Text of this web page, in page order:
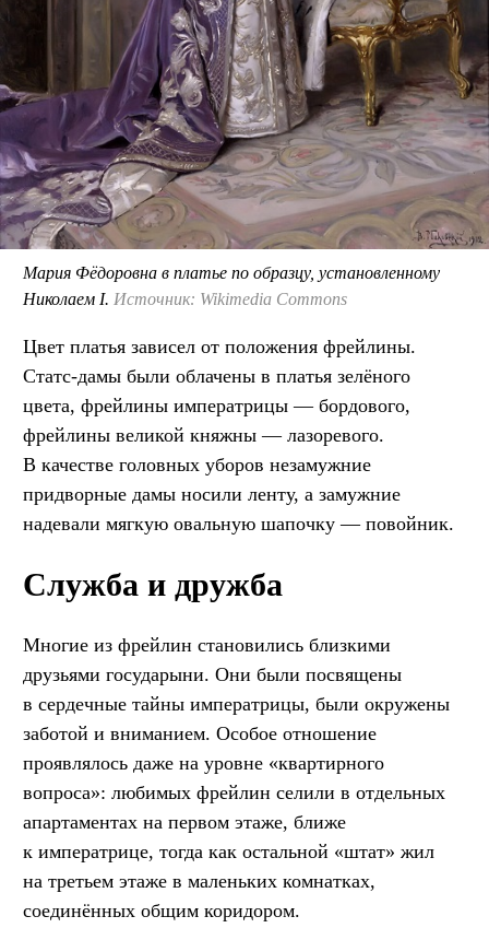
Мария Фёдоровна в платье по образцу, установленному
Николаем I. Источник: Wikimedia Commons
Цвет платья зависел от положения фрейлины.
Статс-дамы были облачены в платья зелёного
цвета, фрейлины императрицы — бордового,
фрейлины великой княжны — лазоревого.
В качестве головных уборов незамужние
придворные дамы носили ленту, а замужние
надевали мягкую овальную шапочку — повойник.
Служба и дружба
Многие из фрейлин становились близкими
друзьями государыни. Они были посвящены
в сердечные тайны императрицы, были окружены
заботой и вниманием. Особое отношение
проявлялось даже на уровне «квартирного
вопроса»: любимых фрейлин селили в отдельных
апартаментах на первом этаже, ближе
к императрице, тогда как остальной «штат» жил
на третьем этаже в маленьких комнатках,
соединённых общим коридором.